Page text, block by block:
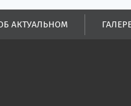
АКТУАЛЬНОМ